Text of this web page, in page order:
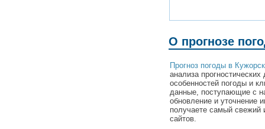
О прогнозе
Прогноз погоды в
анализа
особенностей погоды и
данные, поступающие с
обновление и уточнение
получаете самый свежий
сайтов.